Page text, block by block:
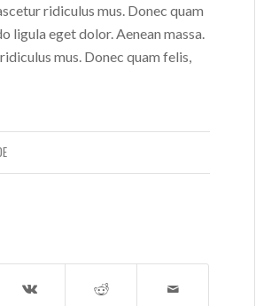
ridiculus mus. Donec quam
eget dolor. Aenean massa.
mus. Donec quam felis,